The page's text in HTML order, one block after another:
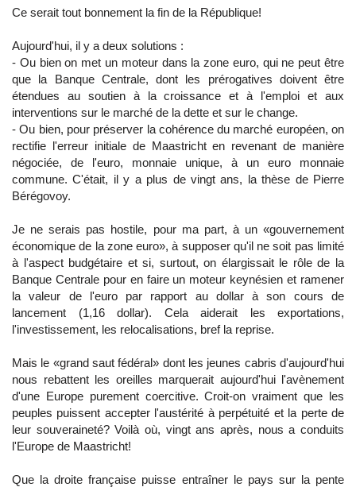
Ce serait tout bonnement la fin de la République!
Aujourd'hui, il y a deux solutions :
- Ou bien on met un moteur dans la zone euro, qui ne peut être
que la Banque Centrale, dont les prérogatives doivent être
étendues au soutien à la croissance et à l'emploi et aux
interventions sur le marché de la dette et sur le change.
- Ou bien, pour préserver la cohérence du marché européen, on
rectifie l'erreur initiale de Maastricht en revenant de manière
négociée, de l'euro, monnaie unique, à un euro monnaie
commune. C'était, il y a plus de vingt ans, la thèse de Pierre
Bérégovoy.
Je ne serais pas hostile, pour ma part, à un «gouvernement
économique de la zone euro», à supposer qu'il ne soit pas limité
à l'aspect budgétaire et si, surtout, on élargissait le rôle de la
Banque Centrale pour en faire un moteur keynésien et ramener
la valeur de l'euro par rapport au dollar à son cours de
lancement (1,16 dollar). Cela aiderait les exportations,
l'investissement, les relocalisations, bref la reprise.
Mais le «grand saut fédéral» dont les jeunes cabris d'aujourd'hui
nous rebattent les oreilles marquerait aujourd'hui l'avènement
d'une Europe purement coercitive. Croit-on vraiment que les
peuples puissent accepter l'austérité à perpétuité et la perte de
leur souveraineté? Voilà où, vingt ans après, nous a conduits
l'Europe de Maastricht!
Que la droite française puisse entraîner le pays sur la pente